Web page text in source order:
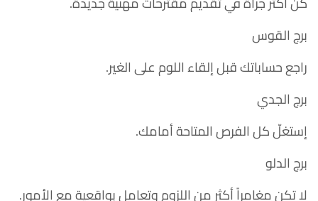
برج القوس
راجع حساباتك قبل إلقاء اللوم على الغير.
برج الجدي
إستغلّ كل الفرص المتاحة أمامك.
برج الدلو
لا تكن مغامراً أكثر من اللزوم وتعامل بواقعية مع الأمور.